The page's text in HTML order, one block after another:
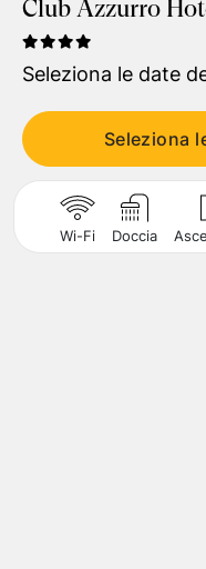
Viaggiatori
1Camera, 2Adulti
Club Azzurro
Seleziona le date
Seleziona
Wi-Fi Doccia